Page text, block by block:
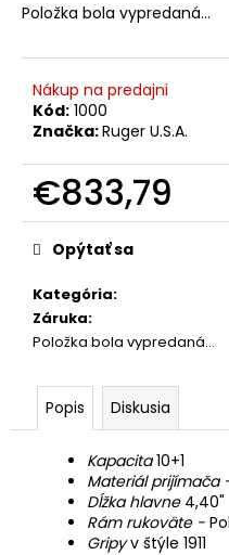
Položka bola vypredaná…
Nákup na predajni
Kód: 1000
Značka:Ruger U.S.A.
€833,79
Jednotková
cena:
Kategória:
Záruka:
Položka bola vypredaná…
Opýtať sa
Popis Diskusia
Kapacita10+1
Materiál prijímača
Dĺžka hlavne 4,40"
Rám rukoväte -
Gripyv štýle 1911
O
d
p
o
r
ú
č
a
m
BREAKTHROUGH
SADA
NA
ČISTENIE
PUŠIEK